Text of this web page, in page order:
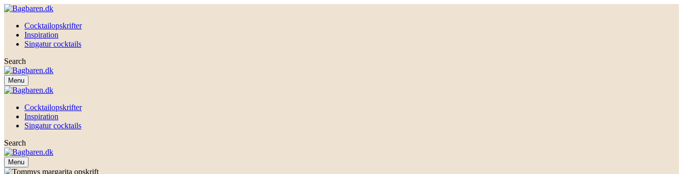
Cocktailopskrifter
Inspiration
Singatur cocktails
Search
Menu
Cocktailopskrifter
Inspiration
Singatur cocktails
Search
Menu